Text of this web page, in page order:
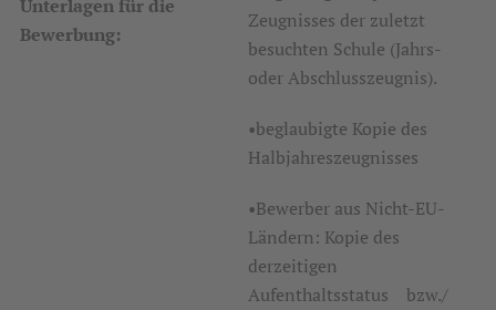
Unterlagen für die
Bewerbung:
Zeugnisses der zuletzt
besuchten Schule (Jahrs-
oder Abschlusszeugnis).
•beglaubigte Kopie des
Halbjahreszeugnisses
•Bewerber aus Nicht-EU-
Ländern: Kopie des
derzeitigen
Aufenthaltsstatus bzw./